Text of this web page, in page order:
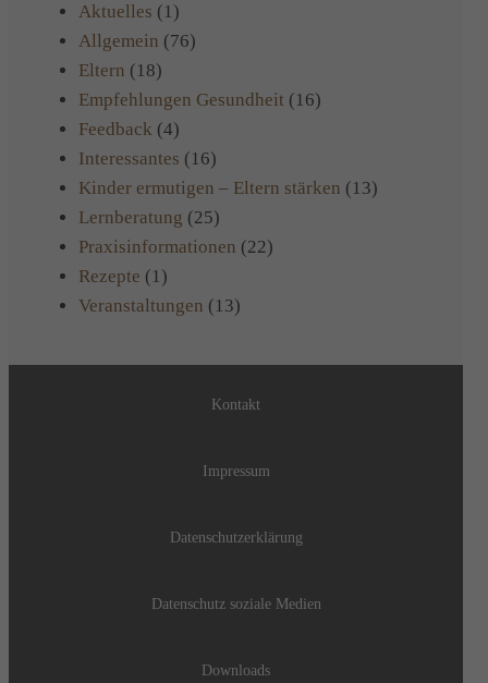
Aktuelles (1)
Allgemein (76)
Eltern (18)
Empfehlungen Gesundheit (16)
Feedback (4)
Interessantes (16)
Kinder ermutigen – Eltern stärken (13)
Lernberatung (25)
Praxisinformationen (22)
Rezepte (1)
Veranstaltungen (13)
Kontakt
Impressum
Datenschutzerklärung
Datenschutz soziale Medien
Downloads